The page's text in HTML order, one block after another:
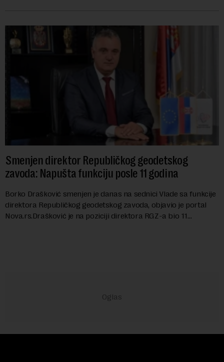
Smenjen direktor Republičkog geodetskog
zavoda: Napušta funkciju posle 11 godina
Borko Drašković smenjen je danas na sednici Vlade sa funkcije
direktora Republičkog geodetskog zavoda, objavio je portal
Nova.rs.Drašković je na poziciji direktora RGZ-a bio 11